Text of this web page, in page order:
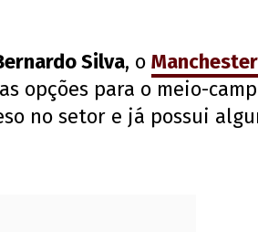
Silva, o
opções para o meio-
no setor e já possui